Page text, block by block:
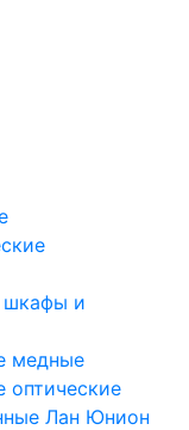
шкафы и
медные
Лан Юнион